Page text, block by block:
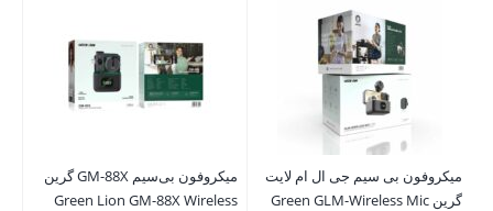
میکروفون بی سیم جی ال ام لایت
گرین Green GLM-Wireless Mic
میکروفون بی‌سیم GM-88X گرین
Green Lion GM-88X Wireless